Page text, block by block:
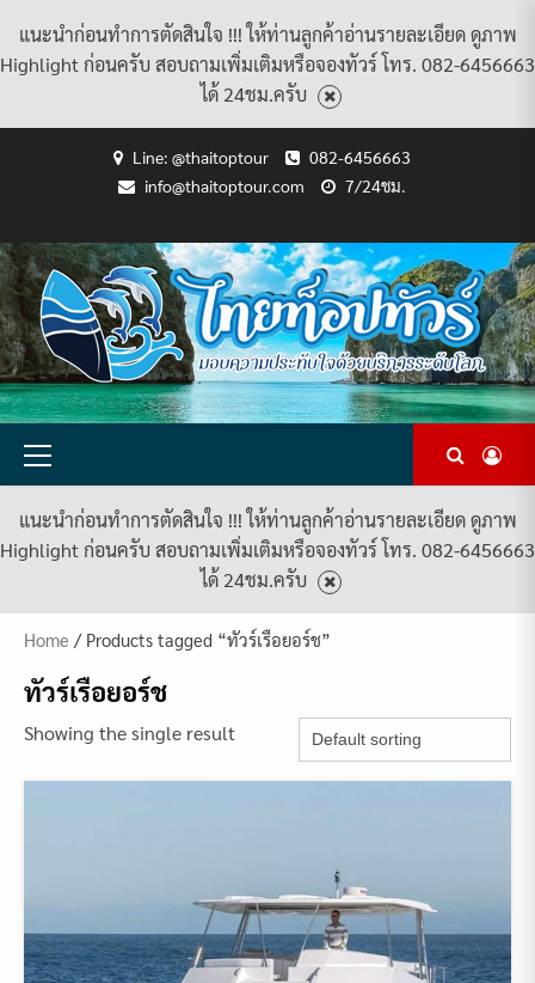
แนะนำก่อนทำการตัดสินใจ !!! ให้ท่านลูกค้าอ่านรายละเอียด ดูภาพ
Highlight ก่อนครับ สอบถามเพิ่มเติมหรือจองทัวร์ โทร. 082-6456663
ได้ 24ชม.ครับ
Line: @thaitoptour
082-6456663
info@thaitoptour.com
7/24ชม.
USACCOUNT
POLICY
AND
CONDITIONS
แพ็คเกจ
ทัวร์
ทั้งหมด
ต้อนรับ
สู่
ไทย
ท็อป
ทัวร์
กับ
เรา
ทัวร์
ทั้งหมด
Primary
แนะนำก่อนทำการตัดสินใจ !!! ให้ท่านลูกค้าอ่านรายละเอียด ดูภาพ
Highlight ก่อนครับ สอบถามเพิ่มเติมหรือจองทัวร์ โทร. 082-6456663
ได้ 24ชม.ครับ
Home / Products tagged “ทัวร์เรือยอร์ช”
ทัวร์เรือยอร์ช
Showing the single result